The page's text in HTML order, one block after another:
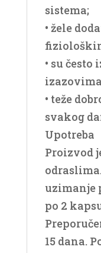
sistema;
• žele
• su
• teže
svakog
Upotreba
Proizvod
uzimanje
po 2
15 dana.